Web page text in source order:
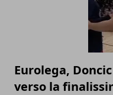
Eurolega,
verso la